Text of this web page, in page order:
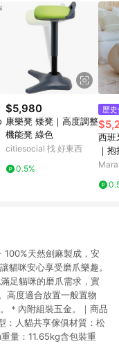
$5,980
康樂凳 矮凳｜高度調整
機能凳 綠色
citiesocial 找 好東西
0.5%
歷
西班
｜
天然劍麻製成，安
貓咪安心享受磨爪樂趣。
足貓咪的磨爪需求，實
高度適合放置一般置物
＊內附組裝五金。｜商品
：人貓共享傢俱材質：松
量：11.65kg含包裝重